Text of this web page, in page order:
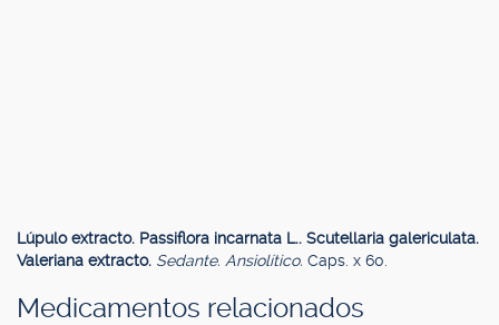
Lúpulo extracto. Passiflora incarnata L.. Scutellaria galericulata.
Valeriana extracto. Sedante. Ansiolítico. Caps. x 60.
Medicamentos relacionados